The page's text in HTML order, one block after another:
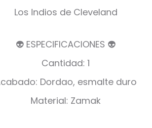
Los Indios de Cleveland
👽 ESPECIFICACIONES 👽
Cantidad: 1
Dordao, esmalte duro
Material: Zamak